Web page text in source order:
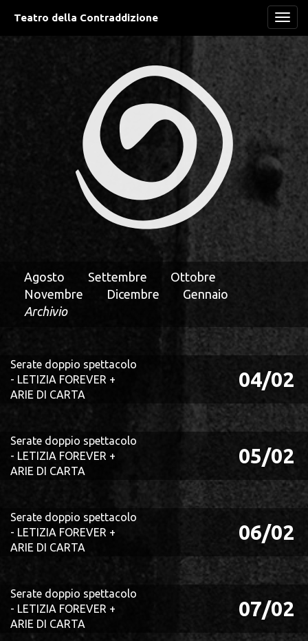
Teatro della Contraddizione
Agosto Settembre
Ottobre
Novembre
Dicembre
Gennaio
Archivio
Serate doppio spettacolo
- LETIZIA FOREVER +
ARIE DI CARTA
04/02
Serate doppio spettacolo
- LETIZIA FOREVER +
ARIE DI CARTA
05/02
Serate doppio spettacolo
- LETIZIA FOREVER +
ARIE DI CARTA
06/02
Serate doppio spettacolo
- LETIZIA FOREVER +
ARIE DI CARTA
07/02